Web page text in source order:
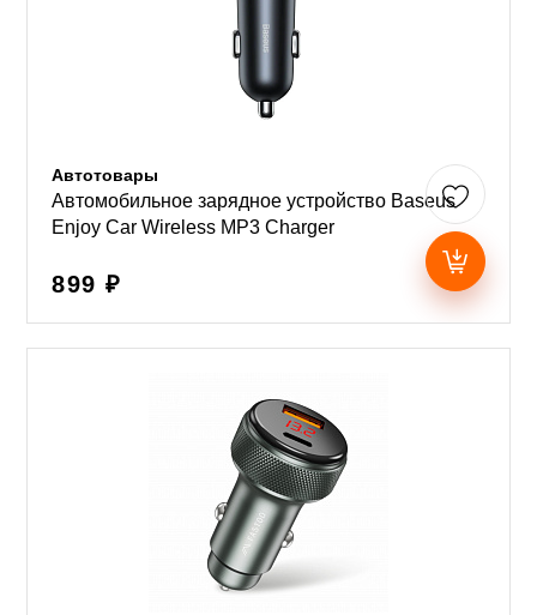
Автотовары
Автомобильное зарядное устройство Baseus
Enjoy Car Wireless MP3 Charger
899 ₽